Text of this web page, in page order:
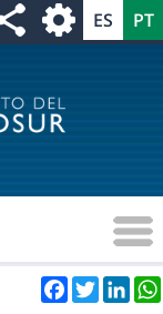
Facebook
Twitter